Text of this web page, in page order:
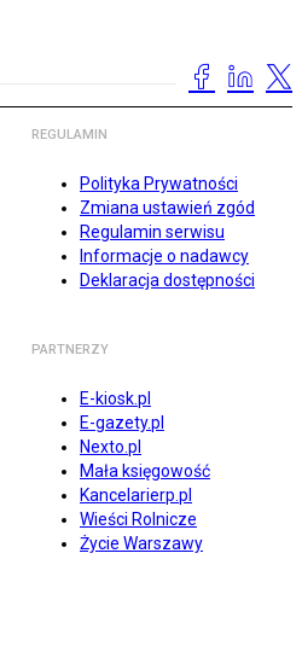
REGULAMIN
Polityka Prywatności
Zmiana ustawień zgód
Regulamin serwisu
Informacje o nadawcy
Deklaracja dostępności
PARTNERZY
E-kiosk.pl
E-gazety.pl
Nexto.pl
Mała księgowość
Kancelarierp.pl
Wieści Rolnicze
Życie Warszawy